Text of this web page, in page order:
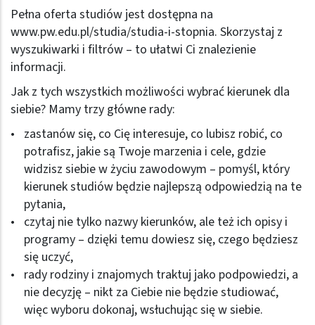
Pełna oferta studiów jest dostępna na
www.pw.edu.pl/studia/studia-i-stopnia. Skorzystaj z
wyszukiwarki i filtrów – to ułatwi Ci znalezienie
informacji.
Jak z tych wszystkich możliwości wybrać kierunek dla
siebie? Mamy trzy główne rady:
zastanów się, co Cię interesuje, co lubisz robić, co
potrafisz, jakie są Twoje marzenia i cele, gdzie
widzisz siebie w życiu zawodowym – pomyśl, który
kierunek studiów będzie najlepszą odpowiedzią na te
pytania,
czytaj nie tylko nazwy kierunków, ale też ich opisy i
programy – dzięki temu dowiesz się, czego będziesz
się uczyć,
rady rodziny i znajomych traktuj jako podpowiedzi, a
nie decyzję – nikt za Ciebie nie będzie studiować,
więc wyboru dokonaj, wsłuchując się w siebie.